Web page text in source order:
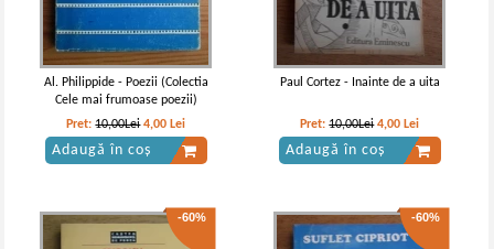
Al. Philippide - Poezii (Colectia
Cele mai frumoase poezii)
Pret:10,00Lei 4,00 Lei
Adaugă în coș
Paul Cortez - Inainte de a uita
Pret:10,00Lei 4,00 Lei
Adaugă în coș
-60% -60%